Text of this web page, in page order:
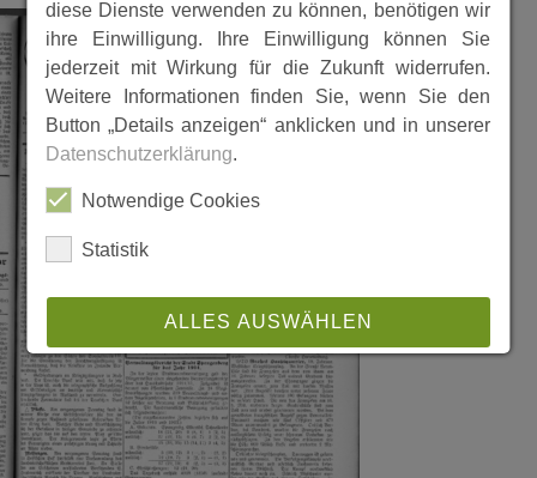
diese Dienste verwenden zu können, benötigen wir
ihre Einwilligung. Ihre Einwilligung können Sie
jederzeit mit Wirkung für die Zukunft widerrufen.
Weitere Informationen finden Sie, wenn Sie den
Button „Details anzeigen“ anklicken und in unserer
Datenschutzerklärung.
Notwendige Cookies
Statistik
ALLES AUSWÄHLEN
ABLEHNEN
SPEICHERN